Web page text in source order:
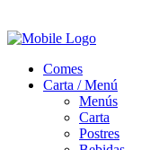
Comes
Carta / Menú
Menús
Carta
Postres